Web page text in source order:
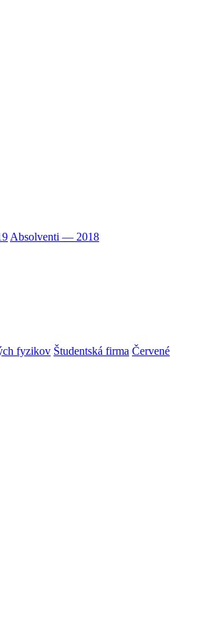
Absolventi — 2018
fyzikov Študentská firma Červené